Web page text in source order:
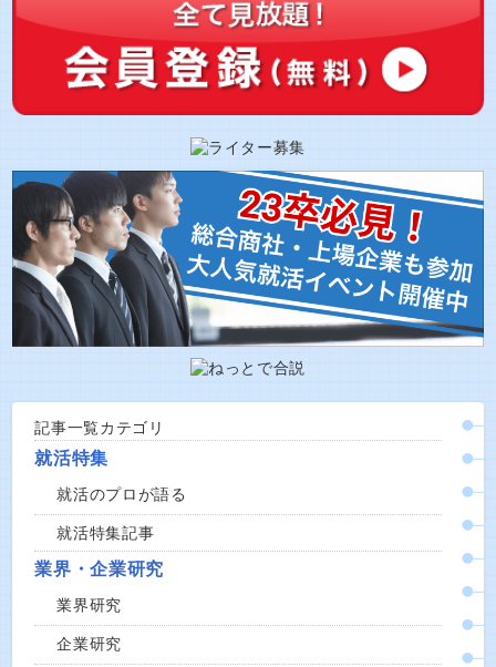
記事一覧カテゴリ
就活特集
就活のプロが語る
就活特集記事
業界・企業研究
業界研究
企業研究